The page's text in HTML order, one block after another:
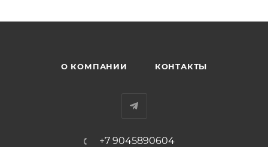
О КОМПАНИИ КОНТАКТЫ
+7 9045890604